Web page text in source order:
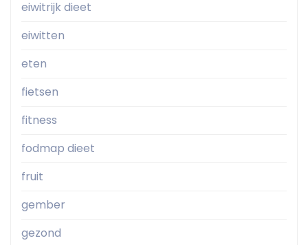
eiwitrijk dieet
eiwitten
eten
fietsen
fitness
fodmap dieet
fruit
gember
gezond